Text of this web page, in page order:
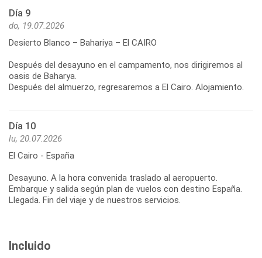
Día 9
do, 19.07.2026
Desierto Blanco – Bahariya – El CAIRO
Después del desayuno en el campamento, nos dirigiremos al
oasis de Baharya.
Después del almuerzo, regresaremos a El Cairo. Alojamiento.
Día 10
lu, 20.07.2026
El Cairo - España
Desayuno. A la hora convenida traslado al aeropuerto.
Embarque y salida según plan de vuelos con destino España.
Llegada. Fin del viaje y de nuestros servicios.
Incluido